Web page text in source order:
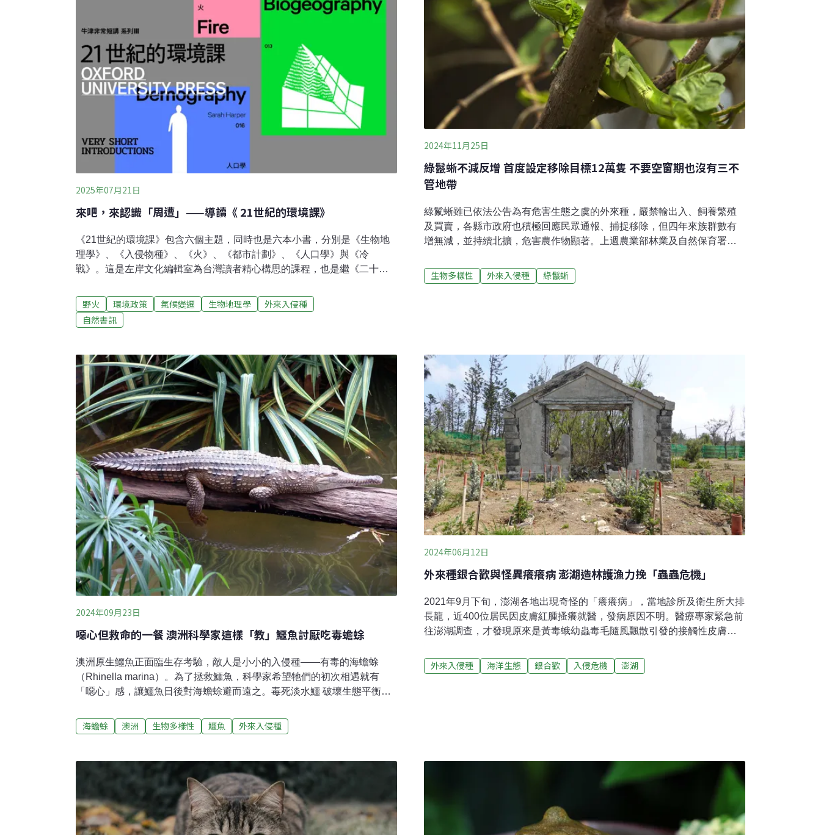
2025年07月21日
來吧，來認識「周遭」——導讀《 21世紀的環境課》
《21世紀的環境課》包含六個主題，同時也是六本小書，分別是《生物地
理學》、《入侵物種》、《火》、《都市計劃》、《人口學》與《冷
戰》。這是左岸文化編輯室為台灣讀者精心構思的課程，也是繼《二十世
課》的六本指定閱讀均出自牛津大學出版社的Very Short Introduction書
系。如書系名所示，這些書都非常短，文字洗鍊，由各領域的中堅學者撰
寫，如同進入各領域的敲門磚或拱心石（keystone）。在規劃《21世紀的
者，並請他們撰寫導讀。審定者與導讀者都是一時之選；如《生物地理
學》是由《通往世界的植物》、《橫斷台灣》的作者游旨价翻譯與導讀，
《入侵物種》則是中山大學的生物學者顏聖紘、《人口學》是政治大學社
會學者鄭力軒、《火》為生物多樣性研究所的生物學家林大利、《都市計
劃
野火 環境政策 氣候變遷 生物地理學
外來入侵種
自然書訊
2024年11月25日
綠鬣蜥不減反增 首度設定移除目標12萬隻 不要空窗期也沒有三不
管地帶
綠鬣蜥雖已依法公告為有危害生態之虞的外來種，嚴禁輸出入、飼養繁殖
及買賣，各縣市政府也積極回應民眾通報、捕捉移除，但四年來族群數有
增無減，並持續北擴，危害農作物顯著。上週農業部林業及自然保育署邀
集民眾協力填補三不管地帶移除任務。守住綠鬣蜥北擴 止步苗栗持續監測
綠鬣蜥（Iguana iguana）已知在10個縣市建立了穩定族群，而且有向北蔓
3萬4002隻。高雄市政府農業局截至19日共移除6109隻，已超過去年總數
5449隻。林保署為了解決移除綠鬣蜥遭遇的困境，
生物多樣性 外來入侵種 綠鬣蜥
2024年09月23日
噁心但救命的一餐 澳洲科學家這樣「教」鱷魚討厭吃毒蟾蜍
澳洲原生鱷魚正面臨生存考驗，敵人是小小的入侵種——有毒的海蟾蜍
（Rhinella marina）。為了拯救鱷魚，科學家希望牠們的初次相遇就有
「噁心」感，讓鱷魚日後對海蟾蜍避而遠之。毒死淡水鱷 破壞生態平衡根
響甘蔗收成的甲蟲，但海蟾蜍未能控制甲蟲，反而大量繁殖。目前估計澳
洲已有2億隻海蟾蜍，造成澳洲淡水鱷（Crocodylus johnstoni）大量死
沃德菲爾（Georgia Ward-Fear）目睹鱷魚吃了海蟾蜍後抽搐、心臟驟停後
快速死亡，過程非常痛苦。毒蟾蜍導致原生的澳洲淡水鱷數量驟減70%。
澳洲淡水鱷是頂級掠食者，少了牠們後，在河川底層的魚類增加，大量吃
掉魚蝦，導致生態失衡。不愉快的一餐 教鱷魚「討厭吃」毒蟾蜍
海蟾蜍 澳洲 生物多樣性 鱷魚 外來入侵種
2024年06月12日
外來種銀合歡與怪異癢癢病 澎湖造林護漁力挽「蟲蟲危機」
2021年9月下旬，澎湖各地出現奇怪的「癢癢病」，當地診所及衛生所大排
長龍，近400位居民因皮膚紅腫搔癢就醫，發病原因不明。醫療專家緊急前
往澎湖調查，才發現原來是黃毒蛾幼蟲毒毛隨風飄散引發的接觸性皮膚
遷的影響，也與澎湖當地四處蔓延的外來入侵種「銀合歡」有關。銀合歡
大舉入侵澎湖，一度爆發癢癢病全球化盛行，外來入侵種成為生物多樣性
外來入侵種 海洋生態 銀合歡 入侵危機 澎湖